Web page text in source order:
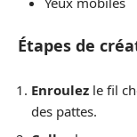
Étapes de
Enroulez le fil
des pattes.